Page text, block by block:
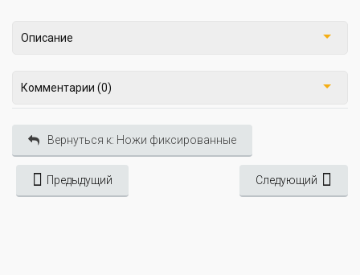
Описание
Комментарии (0)
Вернуться к: Ножи фиксированные
Предыдущий Следующий